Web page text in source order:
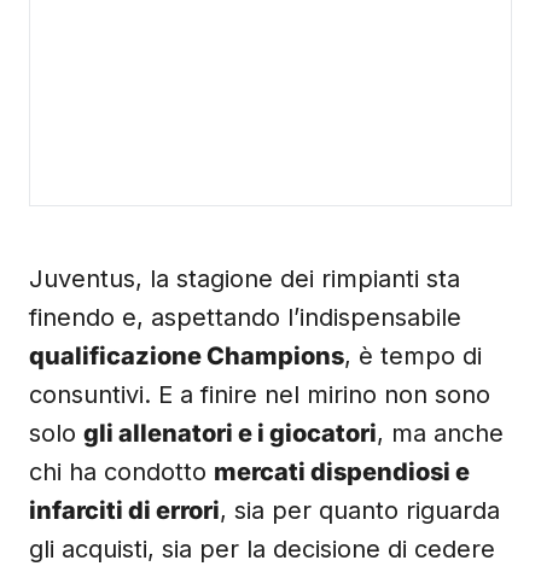
Juventus, la stagione dei rimpianti sta
finendo e, aspettando l’indispensabile
qualificazione Champions, è tempo di
consuntivi. E a finire nel mirino non sono
solo gli allenatori e i giocatori, ma anche
chi ha condotto mercati dispendiosi e
infarciti di errori, sia per quanto riguarda
gli acquisti, sia per la decisione di cedere